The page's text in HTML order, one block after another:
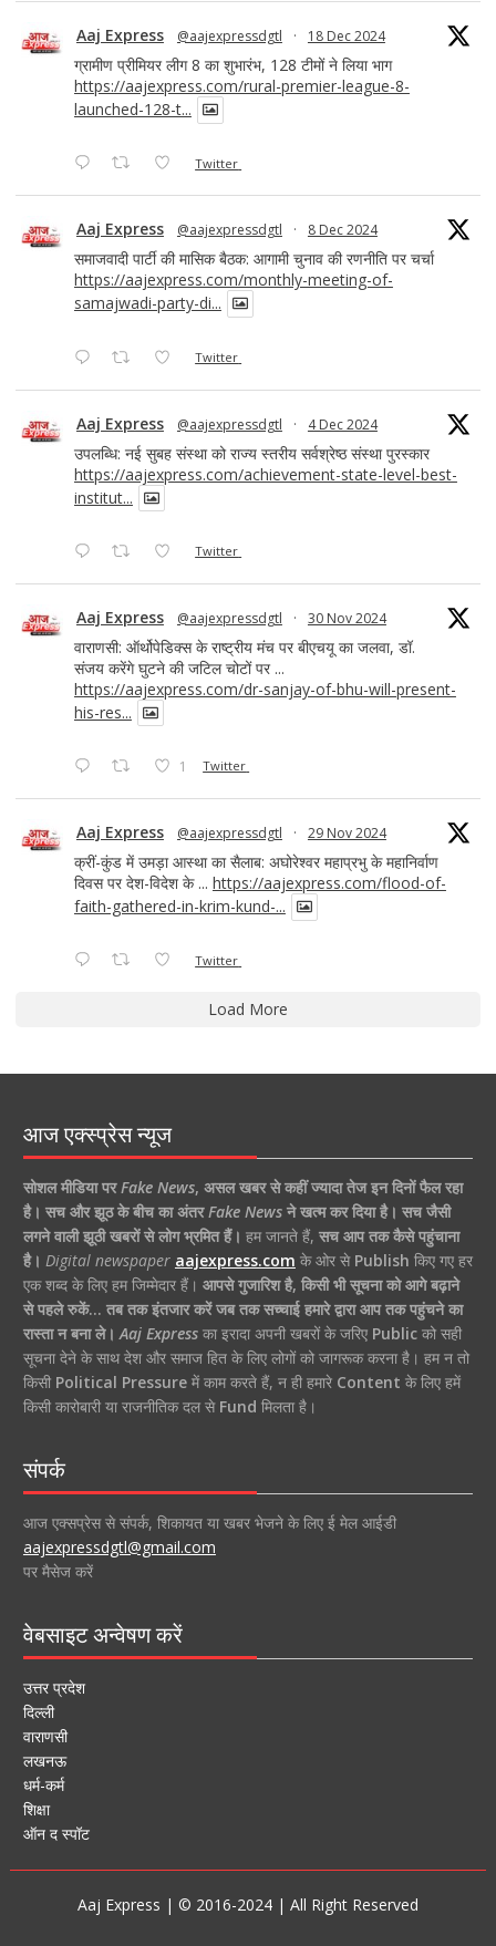
Aaj Express @aajexpressdgtl · 18 Dec 2024
ग्रामीण प्रीमियर लीग 8 का शुभारंभ, 128 टीमों ने लिया भाग
https://aajexpress.com/rural-premier-league-8-
launched-128-t...
Twitter
Aaj Express @aajexpressdgtl · 8 Dec 2024
समाजवादी पार्टी की मासिक बैठक: आगामी चुनाव की रणनीति पर चर्चा
https://aajexpress.com/monthly-meeting-of-
samajwadi-party-di...
Twitter
Aaj Express @aajexpressdgtl · 4 Dec 2024
उपलब्धि: नई सुबह संस्था को राज्य स्तरीय सर्वश्रेष्ठ संस्था पुरस्कार
https://aajexpress.com/achievement-state-level-best-
institut...
Twitter
Aaj Express @aajexpressdgtl · 30 Nov 2024
वाराणसी: ऑर्थोपेडिक्स के राष्ट्रीय मंच पर बीएचयू का जलवा, डॉ.
संजय करेंगे घुटने की जटिल चोटों पर ...
https://aajexpress.com/dr-sanjay-of-bhu-will-present-
his-res...
1 Twitter
Aaj Express @aajexpressdgtl · 29 Nov 2024
क्रीं-कुंड में उमड़ा आस्था का सैलाब: अघोरेश्वर महाप्रभु के महानिर्वाण
दिवस पर देश-विदेश के ... https://aajexpress.com/flood-of-
faith-gathered-in-krim-kund-...
Twitter
Load More
आज एक्स्प्रेस न्यूज
सोशल मीडिया परFake News, असल खबर से कहीं ज्यादा तेज इन दिनों फैल रहा
है। सच और झूठ के बीच का अंतरFake Newsने खत्म कर दिया है। सच जैसी
लगने वाली झूठी खबरों से लोग भ्रमित हैं। हम जानते हैं, सच आप तक कैसे पहुंचाना
है। Digital newspaper aajexpress.com के ओर से Publish किए गए हर
एक शब्द के लिए हम जिम्मेदार हैं। आपसे गुजारिश है, किसी भी सूचना को आगे बढ़ाने
से पहले रुकें… तब तक इंतजार करें जब तक सच्चाई हमारे द्वारा आप तक पहुंचने का
रास्ता न बना ले। Aaj Expressका इरादा अपनी खबरों के जरिए Publicको सही
सूचना देने के साथ देश और समाज हित के लिए लोगों को जागरूक करना है। हम न तो
किसी Political Pressureमें काम करते हैं, न ही हमारे Content के लिए हमें
किसी कारोबारी या राजनीतिक दल से Fund मिलता है।
संपर्क
आज एक्सप्रेस से संपर्क, शिकायत या खबर भेजने के लिए ई मेल आईडी
aajexpressdgtl@gmail.com
पर मैसेज करें
वेबसाइट अन्वेषण करें
उत्तर प्रदेश
दिल्ली
वाराणसी
लखनऊ
धर्म-कर्म
शिक्षा
ऑन द स्पॉट
Aaj Express | © 2016-2024 | All Right Reserved